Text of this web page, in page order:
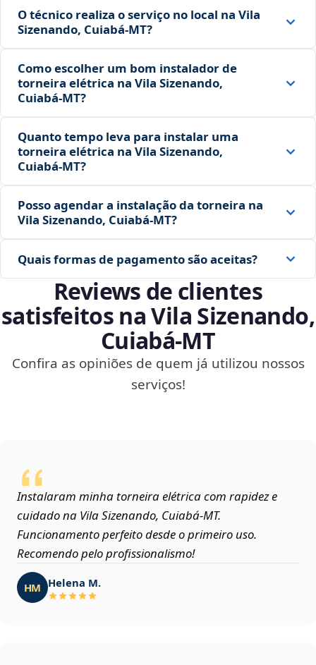
O técnico realiza o serviço no local na Vila
Sizenando, Cuiabá‑MT?
Como escolher um bom instalador de
torneira elétrica na Vila Sizenando,
Cuiabá‑MT?
Quanto tempo leva para instalar uma
torneira elétrica na Vila Sizenando,
Cuiabá‑MT?
Posso agendar a instalação da torneira na
Vila Sizenando, Cuiabá‑MT?
Quais formas de pagamento são aceitas?
Reviews de clientes
satisfeitos na Vila Sizenando,
Cuiabá‑MT
Confira as opiniões de quem já utilizou nossos
serviços!
Instalaram minha torneira elétrica com rapidez e
cuidado na Vila Sizenando, Cuiabá‑MT.
Funcionamento perfeito desde o primeiro uso.
Recomendo pelo profissionalismo!
HM Helena M.